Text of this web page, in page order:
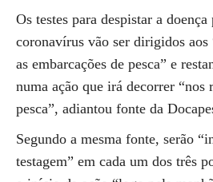
Os testes para despistar a
coronavírus vão ser dirigidos aos
as embarcações de pesca” e
numa ação que irá decorrer “nos
pesca”, adiantou fonte da
Segundo a mesma fonte, serão
testagem” em cada um dos três